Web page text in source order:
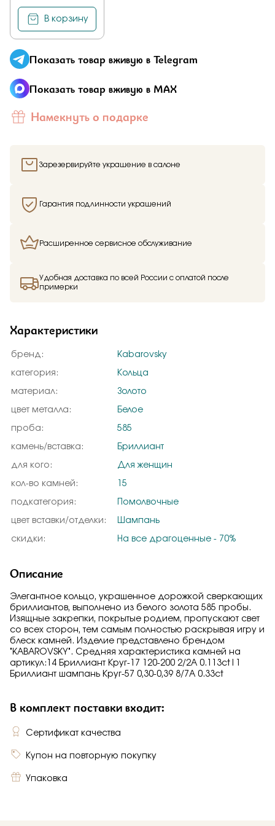
В корзину
Показать товар вживую в Telegram
Показать товар вживую в MAX
Намекнуть о подарке
Зарезервируйте украшение в салоне
Гарантия подлинности украшений
Расширенное сервисное обслуживание
Удобная доставка по всей России с оплатой после
примерки
Характеристики
бренд: Kabarovsky
категория: Кольца
материал: Золото
цвет металла: Белое
проба: 585
камень/вставка: Бриллиант
для кого: Для женщин
кол-во камней: 15
подкатегория: Помолвочные
цвет вставки/отделки: Шампань
скидки: На все драгоценные - 70%
Описание
Элегантное кольцо, украшенное дорожкой сверкающих
бриллиантов, выполнено из белого золота 585 пробы.
Изящные закрепки, покрытые родием, пропускают свет
со всех сторон, тем самым полностью раскрывая игру и
блеск камней. Изделие представлено брендом
"KABAROVSKY". Средняя характеристика камней на
артикул:14 Бриллиант Круг-17 120-200 2/2А 0.113ct|1
Бриллиант шампань Круг-57 0,30-0,39 8/7А 0.33ct
В комплект поставки входит:
Сертификат качества
Купон на повторную покупку
Упаковка